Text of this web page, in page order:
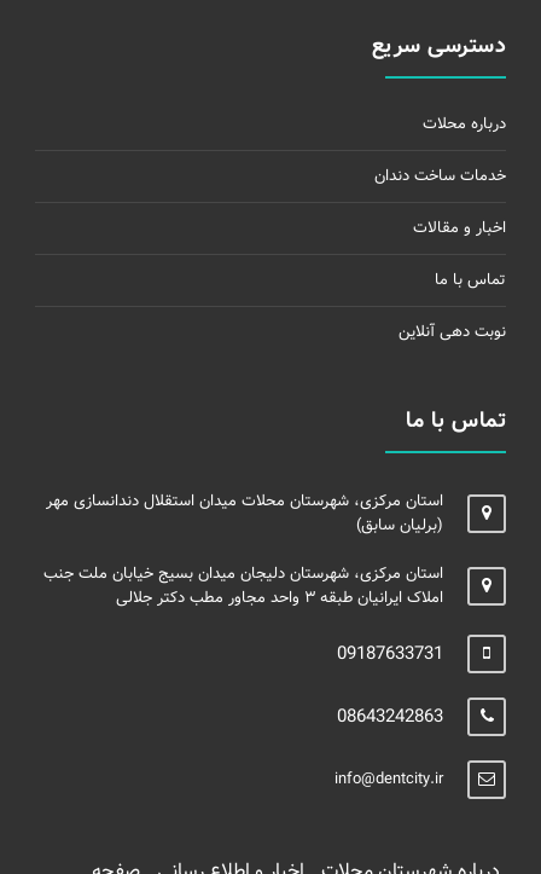
دسترسی سریع
درباره محلات
خدمات ساخت دندان
اخبار و مقالات
تماس با ما
نوبت دهی آنلاین
تماس با ما
استان مرکزی، شهرستان محلات میدان استقلال دندانسازی مهر
(برلیان سابق)
استان مرکزی، شهرستان دلیجان میدان بسیج خیابان ملت جنب
املاک ایرانیان طبقه ۳ واحد مجاور مطب دکتر جلالی
09187633731
08643242863
info@dentcity.ir